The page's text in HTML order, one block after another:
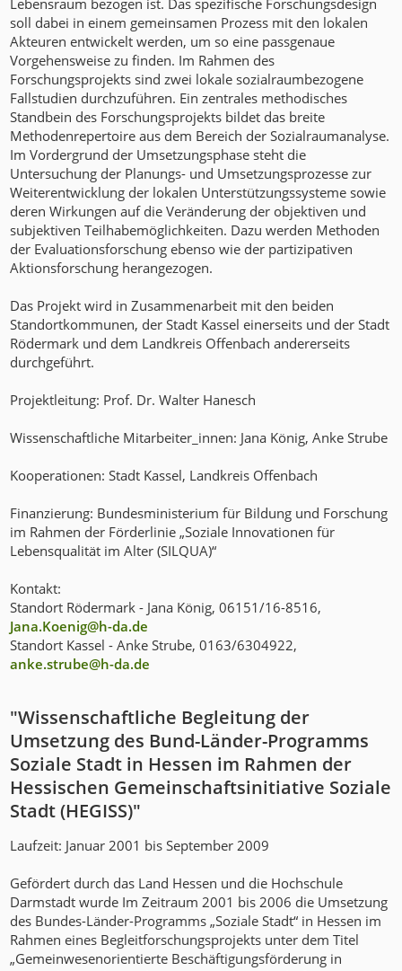
Lebensraum bezogen ist. Das spezifische Forschungsdesign
soll dabei in einem gemeinsamen Prozess mit den lokalen
Akteuren entwickelt werden, um so eine passgenaue
Vorgehensweise zu finden. Im Rahmen des
Forschungsprojekts sind zwei lokale sozialraumbezogene
Fallstudien durchzuführen. Ein zentrales methodisches
Standbein des Forschungsprojekts bildet das breite
Methodenrepertoire aus dem Bereich der Sozialraumanalyse.
Im Vordergrund der Umsetzungsphase steht die
Untersuchung der Planungs- und Umsetzungsprozesse zur
Weiterentwicklung der lokalen Unterstützungssysteme sowie
deren Wirkungen auf die Veränderung der objektiven und
subjektiven Teilhabemöglichkeiten. Dazu werden Methoden
der Evaluationsforschung ebenso wie der partizipativen
Aktionsforschung herangezogen.
Das Projekt wird in Zusammenarbeit mit den beiden
Standortkommunen, der Stadt Kassel einerseits und der Stadt
Rödermark und dem Landkreis Offenbach andererseits
durchgeführt.
Projektleitung: Prof. Dr. Walter Hanesch
Wissenschaftliche Mitarbeiter_innen: Jana König, Anke Strube
Kooperationen: Stadt Kassel, Landkreis Offenbach
Finanzierung: Bundesministerium für Bildung und Forschung
im Rahmen der Förderlinie „Soziale Innovationen für
Lebensqualität im Alter (SILQUA)“
Kontakt:
Standort Rödermark - Jana König, 06151/16-8516,
Jana.Koenig@h-da.de
Standort Kassel - Anke Strube, 0163/6304922,
anke.strube@h-da.de
"Wissenschaftliche Begleitung der
Umsetzung des Bund-Länder-Programms
Soziale Stadt in Hessen im Rahmen der
Hessischen Gemeinschaftsinitiative Soziale
Stadt (HEGISS)"
Laufzeit: Januar 2001 bis September 2009
Gefördert durch das Land Hessen und die Hochschule
Darmstadt wurde Im Zeitraum 2001 bis 2006 die Umsetzung
des Bundes-Länder-Programms „Soziale Stadt“ in Hessen im
Rahmen eines Begleitforschungsprojekts unter dem Titel
„Gemeinwesenorientierte Beschäftigungsförderung in